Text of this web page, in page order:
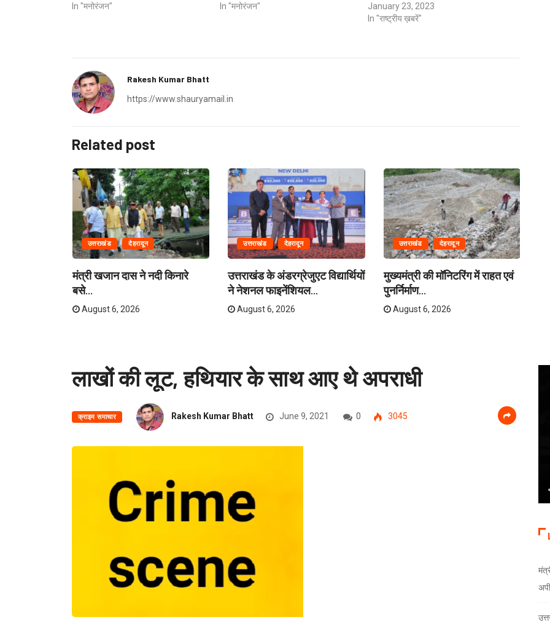
In "मनोरंजन"
In "मनोरंजन"
January 23, 2023
In "राष्ट्रीय ख़बरें"
Rakesh Kumar Bhatt
https://www.shauryamail.in
Related post
उत्तराखंड देहरादून
मंत्री खजान दास ने नदी किनारे
बसे...
August 6, 2026
उत्तराखंड देहरादून
उत्तराखंड के अंडरग्रेजुएट विद्यार्थियों
ने नेशनल फाइनेंशियल...
August 6, 2026
उत्तराखंड देहरादून
मुख्यमंत्री की मॉनिटरिंग में राहत एवं
पुनर्निर्माण...
August 6, 2026
लाखों की लूट, हथियार के साथ आए थे अपराधी
क्राइम समाचार Rakesh Kumar Bhatt June 9, 2021 0 3045